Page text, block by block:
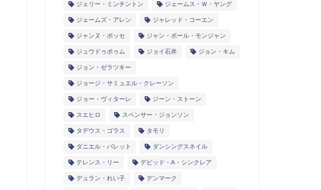
ジェリー・ミンチントン ジェームス・Ｗ・ヤング
ジェームズ・アレン ジャレッド・コーエン
ジャンヌ・ボッセ ジャン・ポール・モンジャン
ジュウドゥポゥム ジョイ石井 ジョン・キム
ジョン・ゼラツキー
ジョージ・サミュエル・クレーソン
ジョー・ヴィターレ ジーン・ストーン
スエヒロ スペンサー・ジョンソン
タデウス・ゴラス タモリ
ダニエル・バレット ダンシングスネイル
テレンス・リー デビッド・A・シンクレア
デュラン・れい子 デンマーク